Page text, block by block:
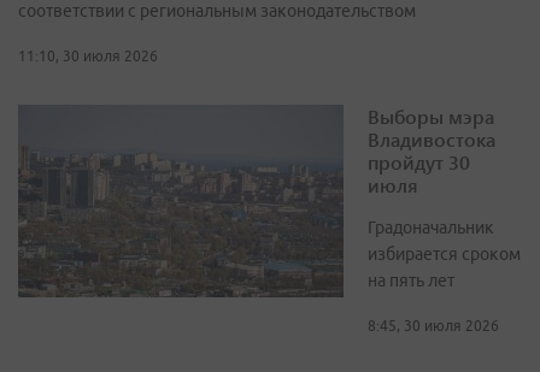
соответствии с региональным законодательством
11:10, 30 июля 2026
Выборы мэра
Владивостока
пройдут 30
июля
Градоначальник
избирается сроком
на пять лет
8:45, 30 июля 2026